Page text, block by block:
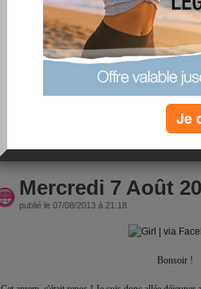
Juste un petit message rapide, car ce soir, je vais
Comme demain je fais 9H30-20H, je pense me
plein d'énergie
Merci pour vos conseils pour la CAP, je n'ai pas pu
dimanche de libre, peut être que samedi matin à la
j'ai nettoyé toute la maison, j'en avais ras le bol de
nettoyer en
Mercredi 7 Août
publié le 07/08/2013 à 21:18
Bonsoir !
Je